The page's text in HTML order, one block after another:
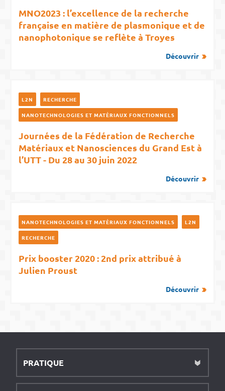
MNO2023 : l’excellence de la recherche
française en matière de plasmonique et de
nanophotonique se reflète à Troyes
Découvrir
L2N RECHERCHE
NANOTECHNOLOGIES ET MATÉRIAUX FONCTIONNELS
Journées de la Fédération de Recherche
Matériaux et Nanosciences du Grand Est à
l’UTT - Du 28 au 30 juin 2022
Découvrir
NANOTECHNOLOGIES ET MATÉRIAUX FONCTIONNELS L2N
RECHERCHE
Prix booster 2020 : 2nd prix attribué à
Julien Proust
Découvrir
PRATIQUE